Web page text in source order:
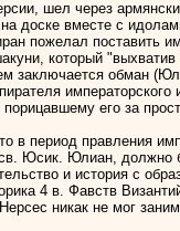
шел через
доске вместе с
пожелал поставить
который
заключается обман
его за
в период правления
Юсик. Юлиан, должно
и история с
4 в. Фавств
никак не мог